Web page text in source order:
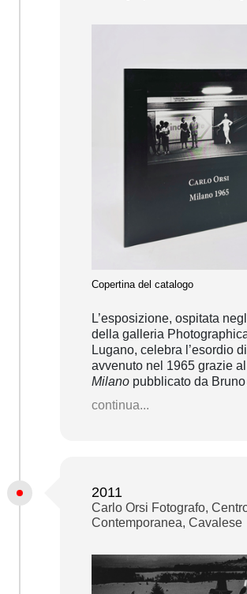
Copertina del catalogo
L’esposizione, ospitata
della galleria
Lugano, celebra l’esordio
avvenuto nel 1965 grazie
Milano pubblicato da
continua...
2011
Carlo Orsi Fotografo,
Contemporanea, Cavalese